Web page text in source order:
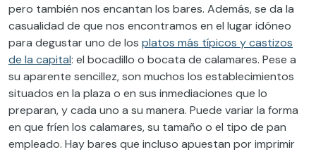
pero también nos encantan los bares. Además, se da la
casualidad de que nos encontramos en el lugar idóneo
para degustar uno de los platos más típicos y castizos
de la capital: el bocadillo o bocata de calamares. Pese a
su aparente sencillez, son muchos los establecimientos
situados en la plaza o en sus inmediaciones que lo
preparan, y cada uno a su manera. Puede variar la forma
en que fríen los calamares, su tamaño o el tipo de pan
empleado. Hay bares que incluso apuestan por imprimir